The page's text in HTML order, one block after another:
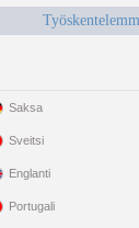
Saksa
Sveitsi
Englanti
Portugali